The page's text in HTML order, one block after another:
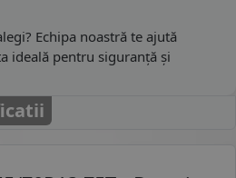
Echipa noastră te ajută
ideală pentru siguranță și